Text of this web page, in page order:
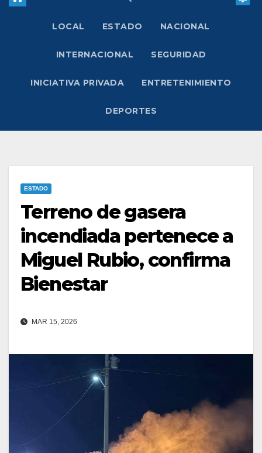
LOCAL ESTADO NACIONAL
INTERNACIONAL SEGURIDAD
INICIATIVA PRIVADA ENTRETENIMIENTO
DEPORTES
ESTADO
Terreno de gasera
incendiada pertenece a
Miguel Rubio, confirma
Bienestar
MAR 15, 2026